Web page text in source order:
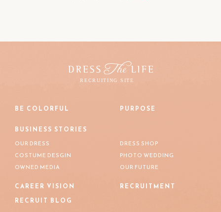
BE COLORFUL PURPOSE
BUSINESS STORIES
OUR DRESS
DRESS SHOP
COSTUME DESGIN
PHOTO WEDDING
OWNED MEDIA
OUR FUTURE
CAREER VISION
RECRUITMENT
RECRUIT BLOG